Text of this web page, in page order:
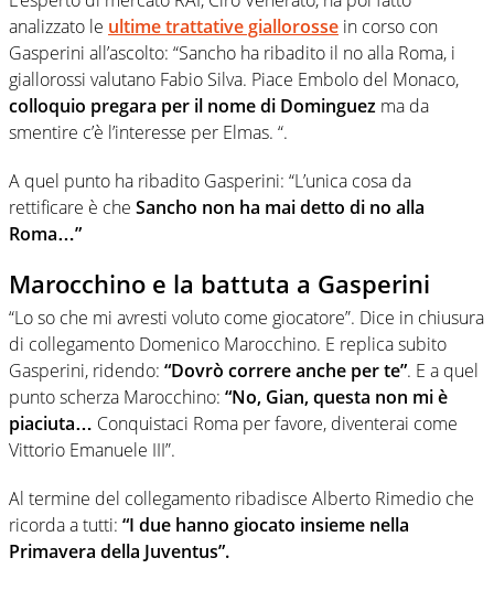
analizzato le ultime trattative giallorosse in corso con
Gasperini all’ascolto: “Sancho ha ribadito il no alla Roma, i
giallorossi valutano Fabio Silva. Piace Embolo del Monaco,
colloquio pregara per il nome di Dominguez ma da
smentire c’è l’interesse per Elmas. “.
A quel punto ha ribadito Gasperini: “L’unica cosa da
rettificare è che Sancho non ha mai detto di no alla
Roma…”
Marocchino e la battuta a Gasperini
“Lo so che mi avresti voluto come giocatore”. Dice in chiusura
di collegamento Domenico Marocchino. E replica subito
Gasperini, ridendo: “Dovrò correre anche per te”. E a quel
punto scherza Marocchino: “No, Gian, questa non mi è
piaciuta… Conquistaci Roma per favore, diventerai come
Vittorio Emanuele III”.
Al termine del collegamento ribadisce Alberto Rimedio che
ricorda a tutti: “I due hanno giocato insieme nella
Primavera della Juventus”.